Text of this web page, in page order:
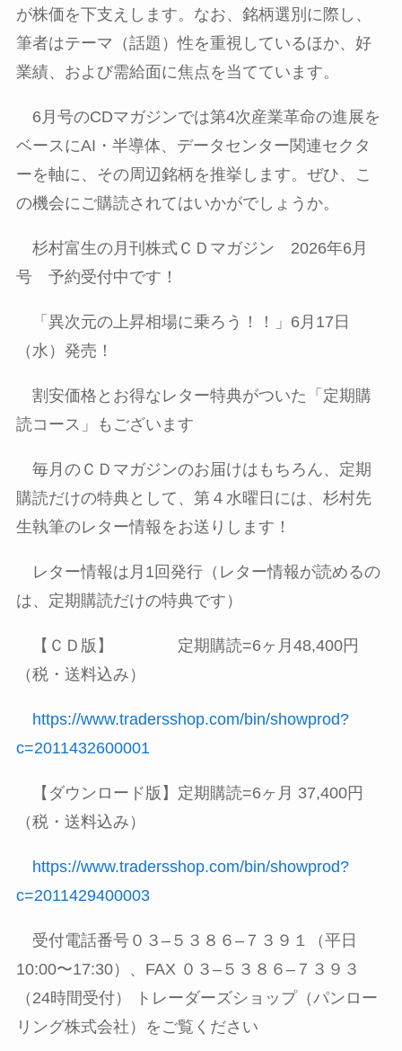
が株価を下支えします。なお、銘柄選別に際し、
筆者はテーマ（話題）性を重視しているほか、好
業績、および需給面に焦点を当てています。
6月号のCDマガジンでは第4次産業革命の進展を
ベースにAI ・半導体、データセンター関連セクタ
ーを軸に、その周辺銘柄を推挙します。ぜひ、こ
の機会にご購読されてはいかがでしょうか。
杉村富生の月刊株式ＣＤマガジン 2026年6月
号 予約受付中です！
「異次元の上昇相場に乗ろう！！」 6月 17 日
（水）発売！
割安価格とお得なレター特典がついた「定期購
読コース」もございます
毎月のＣＤマガジンのお届けはもちろん、定期
購読だけの特典として、第４水曜日には、杉村先
生執筆のレター情報をお送りします！
レター情報は月 1 回発行（レター情報が読めるの
は、定期購読だけの特典です）
【ＣＤ版】 定期購読=6ヶ月 48,400円
（税・送料込み）
https://www.tradersshop.com/bin/showprod?
c=2011432600001
【ダウンロード版】定期購読=6ヶ月 37,400円
（税・送料込み）
https://www.tradersshop.com/bin/showprod?
c=2011429400003
受付電話番号０３ –５３８６ –７３９１（平日
10:00〜17:30）、 FAX ０３ –５３８６ –７３９３
（ 24時間受付） トレーダーズショップ（パンロー
リング株式会社）をご覧ください